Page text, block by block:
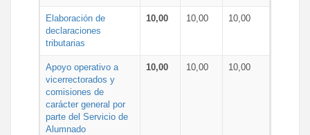
Elaboración de
declaraciones
tributarias
10,00 10,00 10,00
Apoyo operativo a
vicerrectorados y
comisiones de
carácter general por
parte del Servicio de
Alumnado
10,00 10,00 10,00